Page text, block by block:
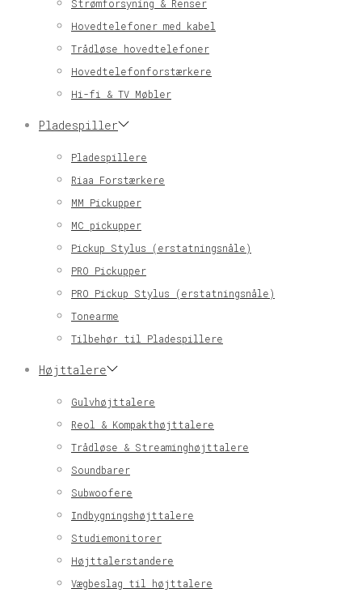
Strømforsyning & Renser
Hovedtelefoner med kabel
Trådløse hovedtelefoner
Hovedtelefonforstærkere
Hi-fi & TV Møbler
Pladespiller
Pladespillere
Riaa Forstærkere
MM Pickupper
MC pickupper
Pickup Stylus (erstatningsnåle)
PRO Pickupper
PRO Pickup Stylus (erstatningsnåle)
Tonearme
Tilbehør til Pladespillere
Højttalere
Gulvhøjttalere
Reol & Kompakthøjttalere
Trådløse & Streaminghøjttalere
Soundbarer
Subwoofere
Indbygningshøjttalere
Studiemonitorer
Højttalerstandere
Vægbeslag til højttalere